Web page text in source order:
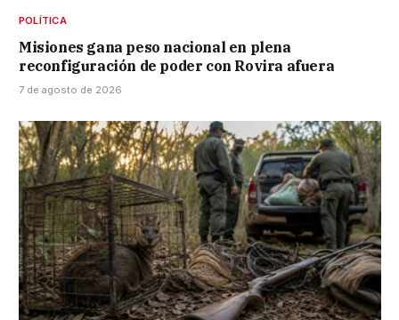
POLÍTICA
Misiones gana peso nacional en plena
reconfiguración de poder con Rovira afuera
7 de agosto de 2026